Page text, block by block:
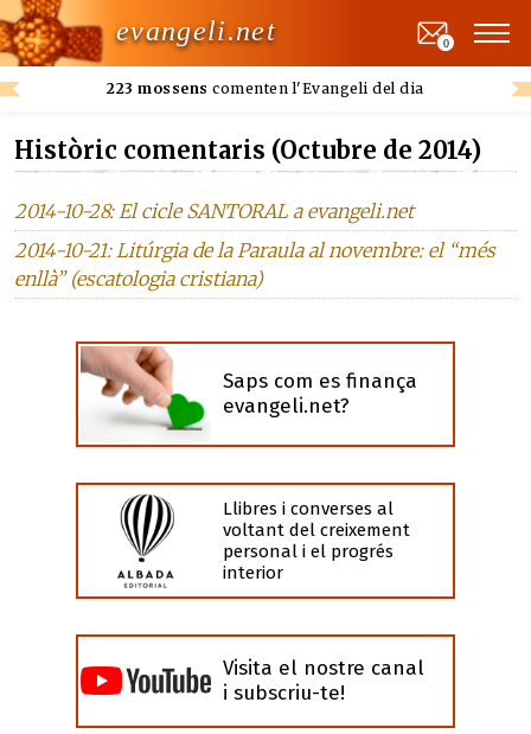
evangeli.net
223 mossens comenten l'Evangeli del dia
0
Històric comentaris (Octubre de 2014)
2014-10-28: El cicle SANTORAL a evangeli.net
2014-10-21: Litúrgia de la Paraula al novembre: el “més
enllà” (escatologia cristiana)
Saps com es finança
evangeli.net?
Llibres i converses al
voltant del creixement
personal i el progrés
interior
Visita el nostre canal
i subscriu-te!